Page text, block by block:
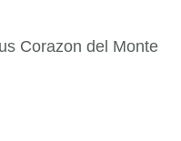
Corazon del Monte